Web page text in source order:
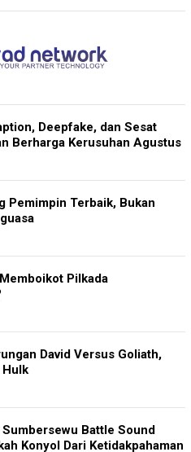
Deepfake, dan Sesat
Berharga Kerusuhan Agustus
Pemimpin Terbaik, Bukan
Pilkada
David Versus Goliath,
Hulk
Battle Sound
Konyol Dari Ketidakpahaman